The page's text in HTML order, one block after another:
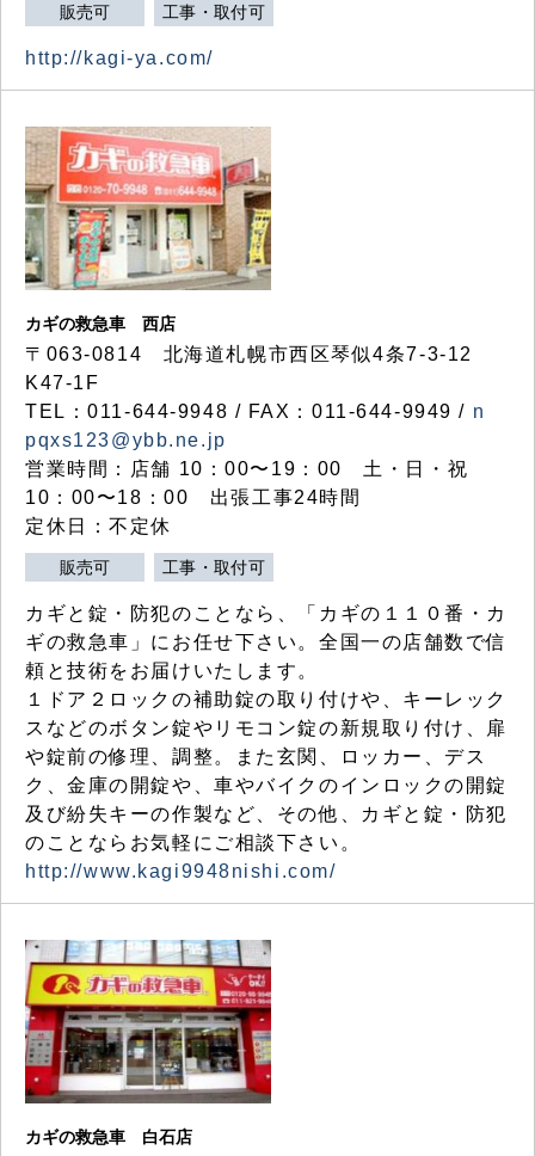
販売可 工事・取付可
http://kagi-ya.com/
カギの救急車 西店
〒063-0814 北海道札幌市西区琴似4条7-3-12
K47-1F
TEL：011-644-9948 / FAX：011-644-9949 / n
pqxs123@ybb.ne.jp
営業時間：店舗 10：00〜19：00 土・日・祝
10：00〜18：00 出張工事24時間
定休日：不定休
販売可 工事・取付可
カギと錠・防犯のことなら、「カギの１１０番・カ
ギの救急車」にお任せ下さい。全国一の店舗数で信
頼と技術をお届けいたします。
１ドア２ロックの補助錠の取り付けや、キーレック
スなどのボタン錠やリモコン錠の新規取り付け、扉
や錠前の修理、調整。また玄関、ロッカー、デス
ク、金庫の開錠や、車やバイクのインロックの開錠
及び紛失キーの作製など、その他、カギと錠・防犯
のことならお気軽にご相談下さい。
http://www.kagi9948nishi.com/
カギの救急車 白石店